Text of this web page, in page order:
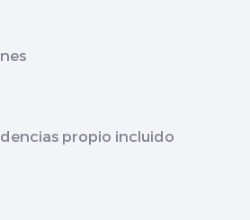
propio incluido